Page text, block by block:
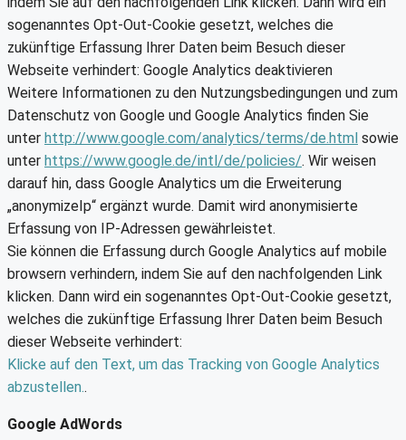
sogenanntes Opt-Out-Cookie gesetzt, welches die
zukünftige Erfassung Ihrer Daten beim Besuch dieser
Webseite verhindert: Google Analytics deaktivieren
Weitere Informationen zu den Nutzungsbedingungen und zum
Datenschutz von Google und Google Analytics finden Sie
unter http://www.google.com/analytics/terms/de.html sowie
unter https://www.google.de/intl/de/policies/. Wir weisen
darauf hin, dass Google Analytics um die Erweiterung
„anonymizeIp“ ergänzt wurde. Damit wird anonymisierte
Erfassung von IP-Adressen gewährleistet.
Sie können die Erfassung durch Google Analytics auf mobile
browsern verhindern, indem Sie auf den nachfolgenden Link
klicken. Dann wird ein sogenanntes Opt-Out-Cookie gesetzt,
welches die zukünftige Erfassung Ihrer Daten beim Besuch
dieser Webseite verhindert:
Klicke auf den Text, um das Tracking von Google Analytics
abzustellen..
Google AdWords